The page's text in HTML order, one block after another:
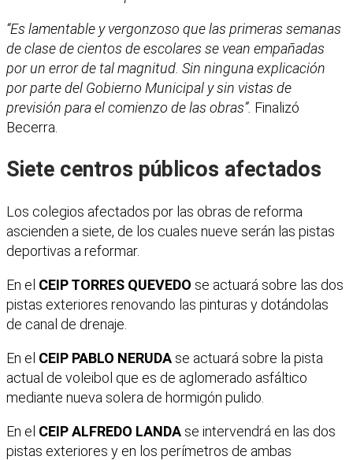
“Es lamentable y vergonzoso que las primeras semanas
de clase de cientos de escolares se vean empañadas
por un error de tal magnitud. Sin ninguna explicación
por parte del Gobierno Municipal y sin vistas de
previsión para el comienzo de las obras”. Finalizó
Becerra.
Siete centros públicos afectados
Los colegios afectados por las obras de reforma
ascienden a siete, de los cuales nueve serán las pistas
deportivas a reformar.
En el CEIP TORRES QUEVEDO se actuará sobre las dos
pistas exteriores renovando las pinturas y dotándolas
de canal de drenaje.
En el CEIP PABLO NERUDA se actuará sobre la pista
actual de voleibol que es de aglomerado asfáltico
mediante nueva solera de hormigón pulido.
En el CEIP ALFREDO LANDA se intervendrá en las dos
pistas exteriores y en los perímetros de ambas